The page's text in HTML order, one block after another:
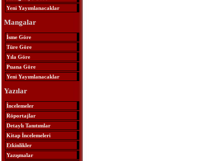
Yeni Yayımlanacaklar
Mangalar
İsme Göre
Türe Göre
Yıla Göre
Puana Göre
Yeni Yayımlanacaklar
Yazılar
İncelemeler
Röportajlar
Detaylı Tanıtımlar
Kitap İncelemeleri
Etkinlikler
Yazışmalar